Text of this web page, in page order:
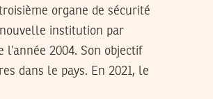
organe de sécurité
nouvelle institution par
2004. Son objectif
dans le pays. En 2021, le